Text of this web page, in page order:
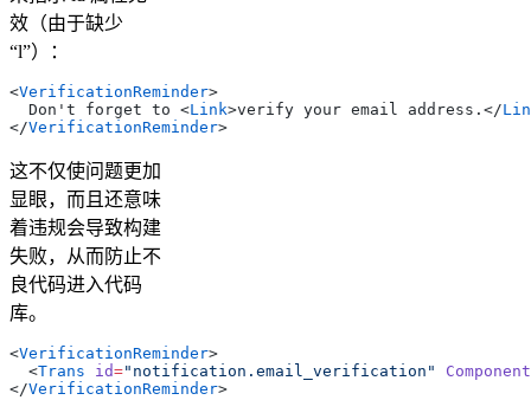
效（由于缺少
“l”）：
<VerificationReminder>
  Don't forget to
<Link>verify your email address. </
</VerificationReminder>
这不仅使问题更加
显眼，而且还意味
着违规会导致构建
失败，从而防止不
良代码进入代码
库。
<VerificationReminder>
  <
Trans id="notification.email_verification"
</VerificationReminder>